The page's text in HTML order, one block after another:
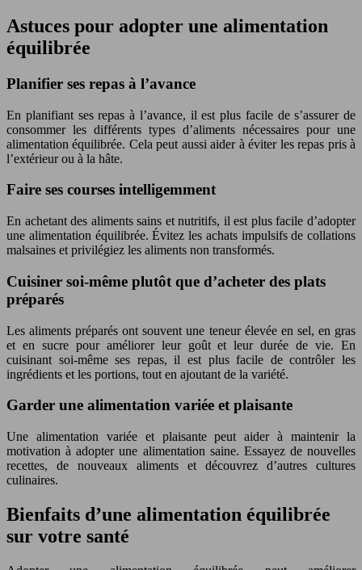
Astuces pour adopter une alimentation
équilibrée
Planifier ses repas à l’avance
En planifiant ses repas à l’avance, il est plus facile de s’assurer de
consommer les différents types d’aliments nécessaires pour une
alimentation équilibrée. Cela peut aussi aider à éviter les repas pris à
l’extérieur ou à la hâte.
Faire ses courses intelligemment
En achetant des aliments sains et nutritifs, il est plus facile d’adopter
une alimentation équilibrée. Évitez les achats impulsifs de collations
malsaines et privilégiez les aliments non transformés.
Cuisiner soi-même plutôt que d’acheter des plats
préparés
Les aliments préparés ont souvent une teneur élevée en sel, en gras
et en sucre pour améliorer leur goût et leur durée de vie. En
cuisinant soi-même ses repas, il est plus facile de contrôler les
ingrédients et les portions, tout en ajoutant de la variété.
Garder une alimentation variée et plaisante
Une alimentation variée et plaisante peut aider à maintenir la
motivation à adopter une alimentation saine. Essayez de nouvelles
recettes, de nouveaux aliments et découvrez d’autres cultures
culinaires.
Bienfaits d’une alimentation équilibrée
sur votre santé